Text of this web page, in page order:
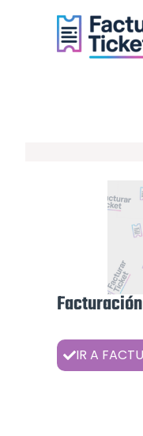
contenido
Facturación
IR A